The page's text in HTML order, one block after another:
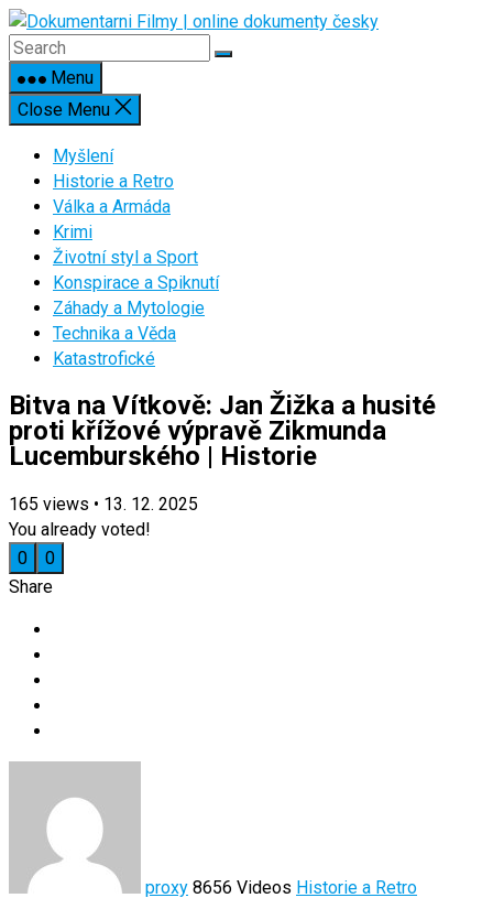
Skip
to
contentMenu
Close Menu
Myšlení
Historie a Retro
Válka a Armáda
Krimi
Životní styl a Sport
Konspirace a Spiknutí
Záhady a Mytologie
Technika a Věda
Katastrofické
Bitva na Vítkově: Jan Žižka a husité
proti křížové výpravě Zikmunda
Lucemburského | Historie
165 views • 13. 12. 2025
You already voted!
0
0
Share
proxy 8656 Videos Historie a Retro